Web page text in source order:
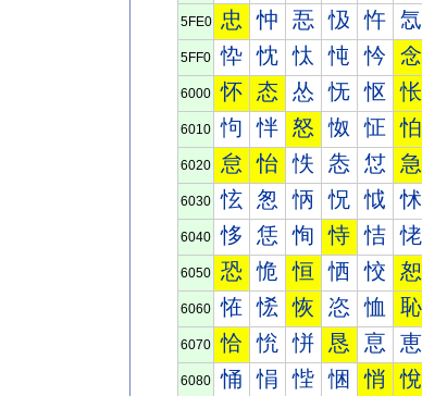
5FE0 忠 忡 忢 忣 忤 忥
5FF0 忰 忱 忲 忳 忴 念
6000 怀 态 怂 怃 怄 怅
6010 怐 怑 怒 怓 怔 怕
6020 怠 怡 怢 怣 怤 急
6030 怰 怱 怲 怳 怴 怵
6040 恀 恁 恂 恃 恄 恅
6050 恐 恑 恒 恓 恔 恕
6060 恠 恡 恢 恣 恤 恥
6070 恰 恱 恲 恳 恴 恵
6080 悀 悁 悂 悃 悄 悅